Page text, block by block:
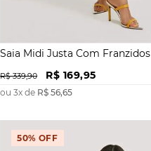
Saia Midi Justa Com Franzidos
R$ 339,90 R$ 169,95
ou 3x de R$ 56,65
50% OFF